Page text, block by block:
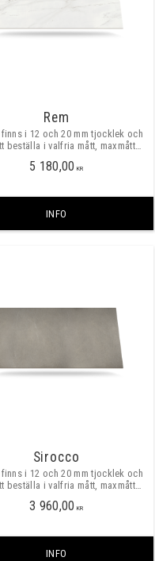
Rem
finns i 12 och 20 mm tjocklek och
beställa i valfria mått, maxmått
5 180,00 KR
INFO
Sirocco
finns i 12 och 20 mm tjocklek och
beställa i valfria mått, maxmått
3 960,00 KR
INFO